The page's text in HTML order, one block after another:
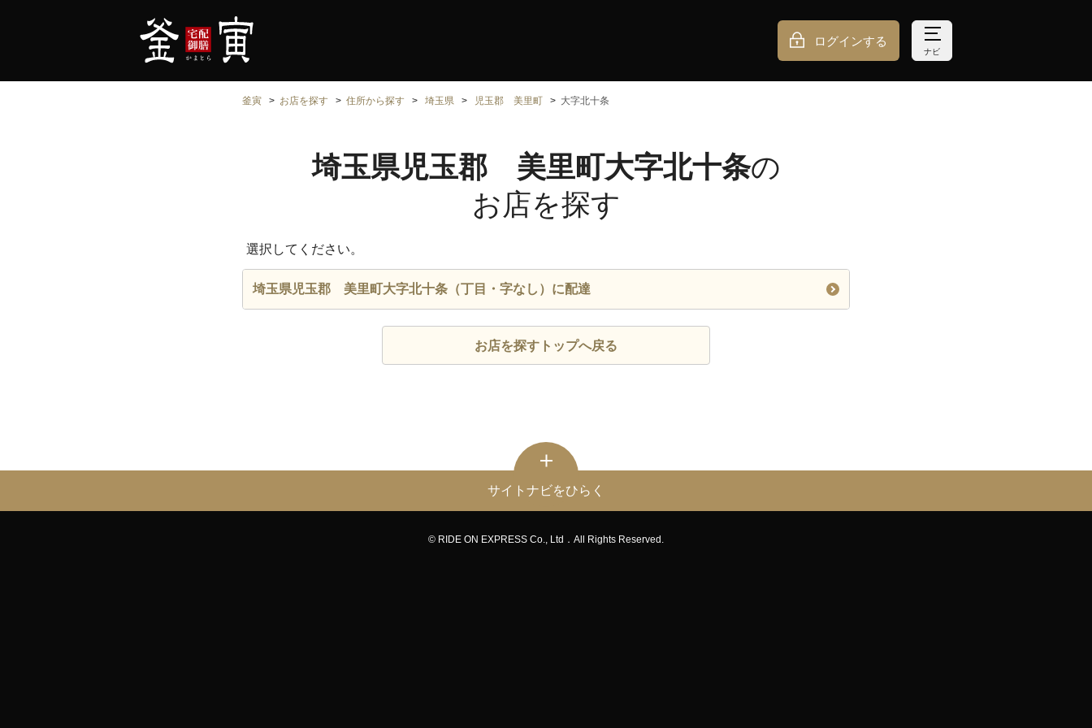
ログインする
ナビ
釜寅 お店を探す 住所から探す 埼玉県 児玉郡 美里町 大字北十条
埼玉県児玉郡 美里町大字北十条の
お店を探す
選択してください。
埼玉県児玉郡 美里町大字北十条（丁目・字なし）に配達
お店を探すトップへ戻る
サイトナビをひらく
© RIDE ON EXPRESS Co., Ltd．All Rights Reserved.